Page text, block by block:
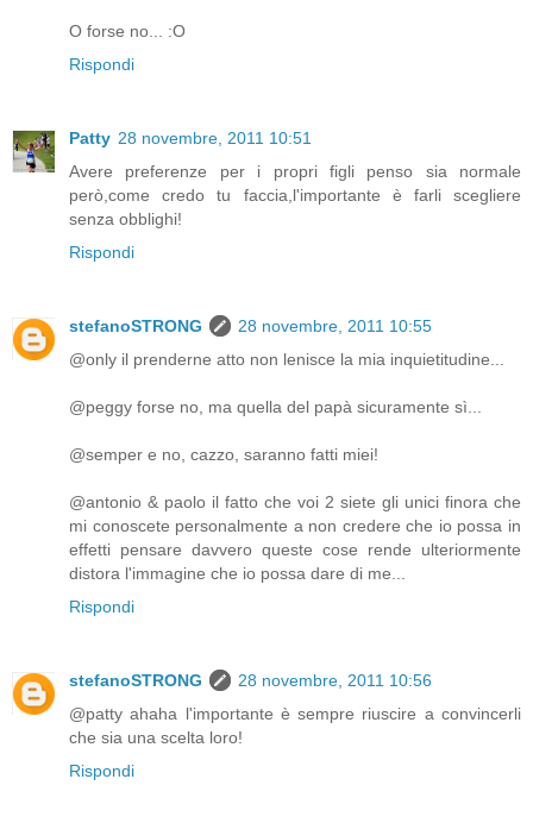
O forse no... :O
Rispondi
Patty 28 novembre, 2011 10:51
Avere preferenze per i propri figli penso sia normale
però,come credo tu faccia,l'importante è farli scegliere
senza obblighi!
Rispondi
stefanoSTRONG
28 novembre, 2011 10:55
@only il prenderne atto non lenisce la mia inquietitudine...
@peggy forse no, ma quella del papà sicuramente sì...
@semper e no, cazzo, saranno fatti miei!
@antonio & paolo il fatto che voi 2 siete gli unici finora che
mi conoscete personalmente a non credere che io possa in
effetti pensare davvero queste cose rende ulteriormente
distora l'immagine che io possa dare di me...
Rispondi
stefanoSTRONG
28 novembre, 2011 10:56
@patty ahaha l'importante è sempre riuscire a convincerli
che sia una scelta loro!
Rispondi